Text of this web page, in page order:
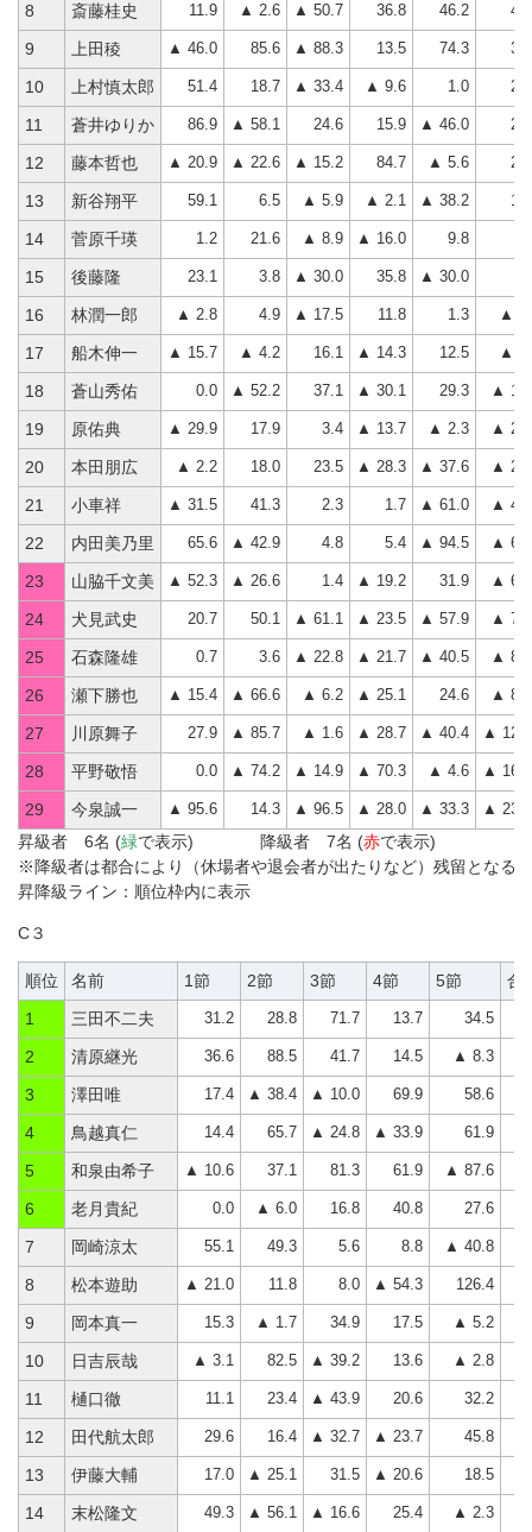
8 斎藤桂史 11.9 ▲ 2.6 ▲ 50.7 36.8 46.2
9 上田稜 ▲ 46.0 85.6 ▲ 88.3 13.5 74.3
10 上村慎太郎 51.4 18.7 ▲ 33.4 ▲ 9.6 1.0
11 蒼井ゆりか 86.9 ▲ 58.1 24.6 15.9 ▲ 46.0
12 藤本哲也 ▲ 20.9 ▲ 22.6 ▲ 15.2 84.7 ▲ 5.6
13 新谷翔平 59.1 6.5 ▲ 5.9 ▲ 2.1 ▲ 38.2
14 菅原千瑛 1.2 21.6 ▲ 8.9 ▲ 16.0 9.8
15 後藤隆 23.1 3.8 ▲ 30.0 35.8 ▲ 30.0
16 林潤一郎 ▲ 2.8 4.9 ▲ 17.5 11.8 1.3 ▲
17 船木伸一 ▲ 15.7 ▲ 4.2 16.1 ▲ 14.3 12.5 ▲
18 蒼山秀佑 0.0 ▲ 52.2 37.1 ▲ 30.1 29.3 ▲
19 原佑典 ▲ 29.9 17.9 3.4 ▲ 13.7 ▲ 2.3 ▲
20 本田朋広 ▲ 2.2 18.0 23.5 ▲ 28.3 ▲ 37.6 ▲
21 小車祥 ▲ 31.5 41.3 2.3 1.7 ▲ 61.0 ▲
22 内田美乃里 65.6 ▲ 42.9 4.8 5.4 ▲ 94.5 ▲
23 山脇千文美 ▲ 52.3 ▲ 26.6 1.4 ▲ 19.2 31.9 ▲
24 犬見武史 20.7 50.1 ▲ 61.1 ▲ 23.5 ▲ 57.9 ▲
25 石森隆雄 0.7 3.6 ▲ 22.8 ▲ 21.7 ▲ 40.5 ▲
26 瀬下勝也 ▲ 15.4 ▲ 66.6 ▲ 6.2 ▲ 25.1 24.6 ▲
27 川原舞子 27.9 ▲ 85.7 ▲ 1.6 ▲ 28.7 ▲ 40.4 ▲
28 平野敬悟 0.0 ▲ 74.2 ▲ 14.9 ▲ 70.3 ▲ 4.6 ▲
29 今泉誠一 ▲ 95.6 14.3 ▲ 96.5 ▲ 28.0 ▲ 33.3
▲
昇級者 6名 (緑で表示) 降級者 7名 (赤で表示)
※降級者は都合により（休場者や退会者が出たりなど）残留となる
昇降級ライン：順位枠内に表示
C３
順位 名前 1節 2節 3節 4節 5節 合
1 三田不二夫 31.2 28.8 71.7 13.7 34.5
2 清原継光 36.6 88.5 41.7 14.5 ▲ 8.3
3 澤田唯 17.4 ▲ 38.4 ▲ 10.0 69.9 58.6
4 鳥越真仁 14.4 65.7 ▲ 24.8 ▲ 33.9 61.9
5 和泉由希子 ▲ 10.6 37.1 81.3 61.9 ▲ 87.6
6 老月貴紀 0.0 ▲ 6.0 16.8 40.8 27.6
7 岡崎涼太 55.1 49.3 5.6 8.8 ▲ 40.8
8 松本遊助 ▲ 21.0 11.8 8.0 ▲ 54.3 126.4
9 岡本真一 15.3 ▲ 1.7 34.9 17.5 ▲ 5.2
10 日吉辰哉 ▲ 3.1 82.5 ▲ 39.2 13.6 ▲ 2.8
11 樋口徹 11.1 23.4 ▲ 43.9 20.6 32.2
12 田代航太郎 29.6 16.4 ▲ 32.7 ▲ 23.7 45.8
13 伊藤大輔 17.0 ▲ 25.1 31.5 ▲ 20.6 18.5
14 末松隆文 49.3 ▲ 56.1 ▲ 16.6 25.4 ▲ 2.3